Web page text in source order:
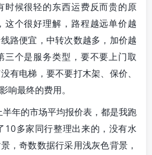
时候很轻的东西运费反而贵的原
这个很好理解，路程越远单价越
路便宜，中转次数越多，加价越
三个是服务类型，要不要上门取
有电梯，要不要打木架、保价、
响最终的费用。
年的市场平均报价表，都是我跑
10多家同行整理出来的，没有水
，奇数数据行采用浅灰色背景，